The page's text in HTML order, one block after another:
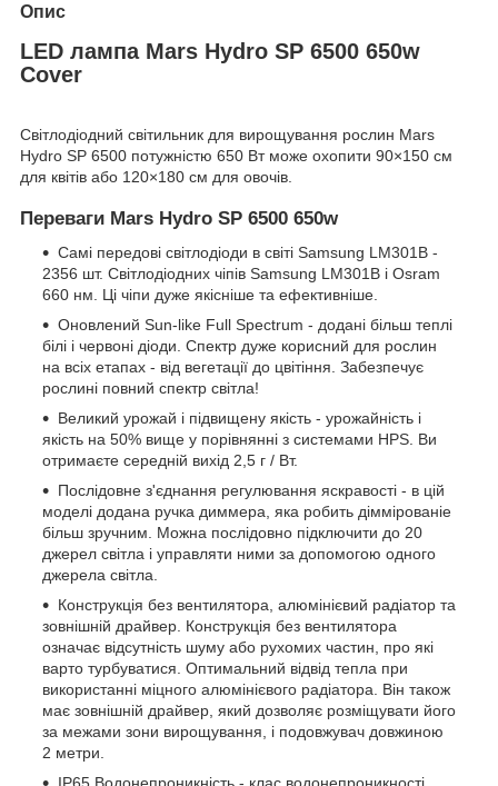
Опис
LED лампа Mars Hydro SP 6500 650w
Cover
Світлодіодний світильник для вирощування рослин Mars
Hydro SP 6500 потужністю 650 Вт може охопити 90×150 см
для квітів або 120×180 см для овочів.
Переваги Mars Hydro SP 6500 650w
Самі передові світлодіоди в світі Samsung LM301B -
2356 шт. Світлодіодних чіпів Samsung LM301B і Osram
660 нм. Ці чіпи дуже якісніше та ефективніше.
Оновлений Sun-like Full Spectrum - додані більш теплі
білі і червоні діоди. Спектр дуже корисний для рослин
на всіх етапах - від вегетації до цвітіння. Забезпечує
рослині повний спектр світла!
Великий урожай і підвищену якість - урожайність і
якість на 50% вище у порівнянні з системами HPS. Ви
отримаєте середній вихід 2,5 г / Вт.
Послідовне з'єднання регулювання яскравості - в цій
моделі додана ручка диммера, яка робить діммірованіе
більш зручним. Можна послідовно підключити до 20
джерел світла і управляти ними за допомогою одного
джерела світла.
Конструкція без вентилятора, алюмінієвий радіатор та
зовнішній драйвер. Конструкція без вентилятора
означає відсутність шуму або рухомих частин, про які
варто турбуватися. Оптимальний відвід тепла при
використанні міцного алюмінієвого радіатора. Він також
має зовнішній драйвер, який дозволяє розміщувати його
за межами зони вирощування, і подовжувач довжиною
2 метри.